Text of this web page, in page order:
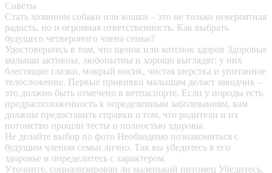
Советы
Стать хозяином собаки или кошки – это не только невероятная
радость, но и огромная ответственность. Как выбрать
будущего четвероного члена семьи?
Удостоверьтесь в том, что щенок или котенок здоров Здоровые
малыши активны, любопытны и хорошо выглядят: у них
блестящие глазки, мокрый носик, чистая шерстка и упитанное
телосложение. Первые прививки малышам делает заводчик –
это должно быть отмечено в ветпаспорте. Если у породы есть
предрасположенность к определенным заболеваниям, вам
должны предоставить справки о том, что родители и их
потомство прошли тесты и полностью здоровы.
Не делайте выбор по фото Необходимо познакомиться с
будущим членом семьи лично. Так вы убедитесь в его
здоровье и определитесь с характером.
Уточните, социализирован ли маленький питомец Убедитесь,